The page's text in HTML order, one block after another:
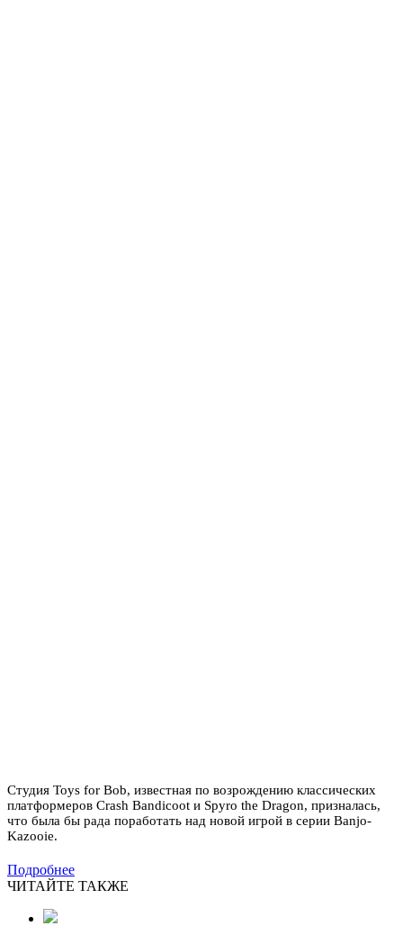
Студия Toys for Bob, известная по возрождению классических
платформеров Crash Bandicoot и Spyro the Dragon, призналась,
что была бы рада поработать над новой игрой в серии Banjo-
Kazooie.
Подробнее
ЧИТАЙТЕ ТАКЖЕ